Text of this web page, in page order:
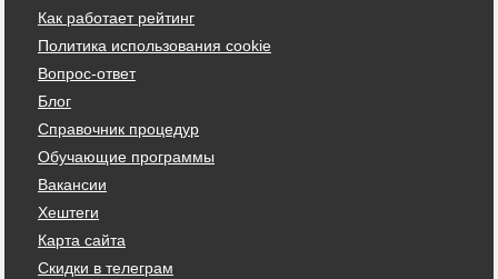
Как работает рейтинг
Политика использования cookie
Вопрос-ответ
Блог
Справочник процедур
Обучающие программы
Вакансии
Хештеги
Карта сайта
Скидки в телеграм